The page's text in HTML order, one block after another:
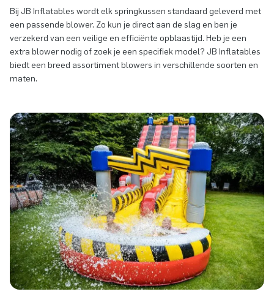
Bij JB Inflatables wordt elk springkussen standaard geleverd met
een passende blower. Zo kun je direct aan de slag en ben je
verzekerd van een veilige en efficiënte opblaastijd. Heb je een
extra blower nodig of zoek je een specifiek model? JB Inflatables
biedt een breed assortiment blowers in verschillende soorten en
maten.